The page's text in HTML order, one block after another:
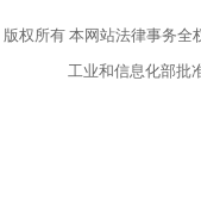
版权所有本网站法律事务全
工业和信息化部批